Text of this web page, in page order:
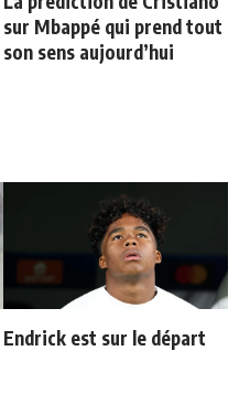
sur Mbappé qui prend tout
son sens aujourd’hui
Endrick est sur le départ